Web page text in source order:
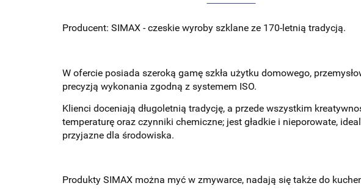
Producent: SIMAX - czeskie wyroby szklane ze 170-letnią tradycją.
W ofercie posiada szeroką gamę szkła użytku domowego,
precyzją wykonania zgodną z systemem ISO.
Kl ienci doceniają długoletnią tradycję, a przede wszystkim
temperaturę oraz czynniki chemiczne; jest gładkie i nieporowate,
przyjazne dla środowiska.
Produkty SIMAX można myć w zmywarce, nadają się także do